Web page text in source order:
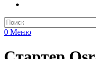
0 Меню